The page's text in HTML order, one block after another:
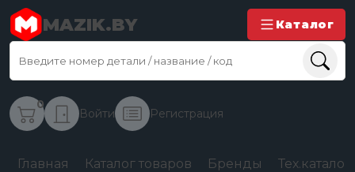
MAZIK.BY Каталог
0
Войти Регистрация
Главная Каталог товаров Бренды